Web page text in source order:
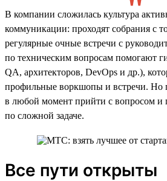
В компании сложилась культура
коммуникации: проходят собрания с
регулярные очные встречи с
по техническим вопросам помогают
QA, архитекторов, DevOps и др.),
профильные воркшопы и встречи. Но
в любой момент прийти с вопросом и
по сложной задаче.
Все пути открыты